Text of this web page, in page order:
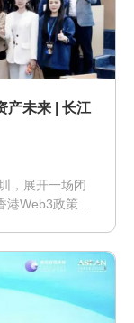
产未来 | 长江
，展开一场闭
港Web3政策的
Web3时代商业